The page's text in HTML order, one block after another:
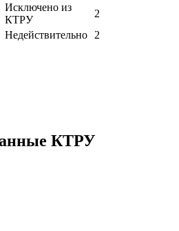
Исключено из
КТРУ
2
Недействительно
2
КТРУ